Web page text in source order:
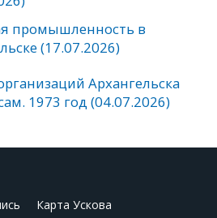
промышленность в
(17.07.2026)
Архангельска
1973 год (04.07.2026)
Карта Ускова